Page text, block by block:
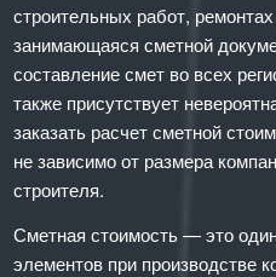
строительных работ,
занимающаяся сметной
составление смет во всех
также присутствует
заказать расчет сметной
не зависимо от размера
строителя.
Сметная стоимость — это
элементов при производстве